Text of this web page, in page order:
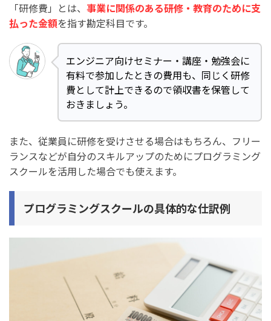
「研修費」とは、 事業に関係のある研修・教育のために支
払った金額を指す勘定科目です。
エンジニア向けセミナー・講座・勉強会に
有料で参加したときの費用も、同じく研修
費として計上できるので領収書を保管して
おきましょう。
また、従業員に研修を受けさせる場合はもちろん、フリー
ランスなどが自分のスキルアップのためにプログラミング
スクールを活用した場合でも使えます。
プログラミングスクールの具体的な仕訳例